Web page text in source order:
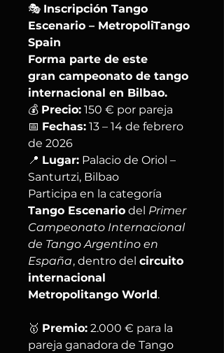
🎭 Inscripción Tango
Escenario – MetropoliTango
Spain
Forma parte de este
gran campeonato de tango
internacional en Bilbao.
💰 Precio: 150 € por pareja
📅 Fechas: 13 – 14 de febrero
de 2026
📍 Lugar: Palacio de Oriol –
Santurtzi, Bilbao
Participa en la categoría
Tango Escenario del Primer
Campeonato Internacional
de Tango Argentino en
España, dentro del circuito
internacional
Metropolitango World.
🥇 Premio: 2.000 € para la
pareja ganadora de Tango